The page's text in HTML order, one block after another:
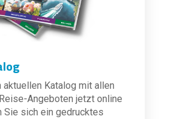
aktuellen Katalog mit allen
Angeboten jetzt online
Sie sich ein gedrucktes